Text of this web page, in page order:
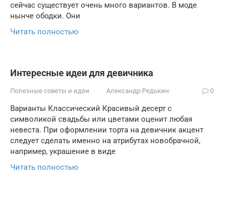
сейчас существует очень много вариантов. В моде
нынче ободки. Они
Читать полностью
Интересные идеи для девичника
Полезные советы и идеи Александр Редькин 0
Варианты Классический Красивый десерт с
символикой свадьбы или цветами оценит любая
невеста. При оформлении торта на девичник акцент
следует сделать именно на атрибутах новобрачной,
например, украшение в виде
Читать полностью